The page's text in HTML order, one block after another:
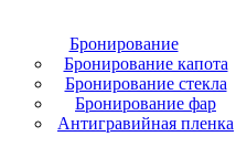
Бронирование
Бронирование капота
Бронирование стекла
Бронирование фар
Антигравийная пленка